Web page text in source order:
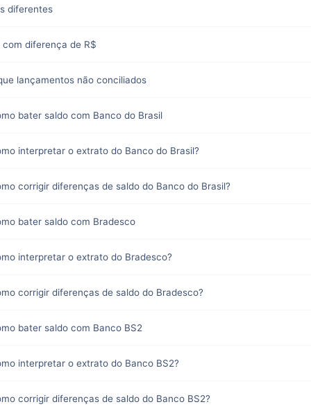
diferentes
diferença de R$
lançamentos não conciliados
bater saldo com Banco do Brasil
interpretar o extrato do Banco do Brasil?
corrigir diferenças de saldo do Banco do Brasil?
bater saldo com Bradesco
interpretar o extrato do Bradesco?
corrigir diferenças de saldo do Bradesco?
bater saldo com Banco BS2
interpretar o extrato do Banco BS2?
corrigir diferenças de saldo do Banco BS2?